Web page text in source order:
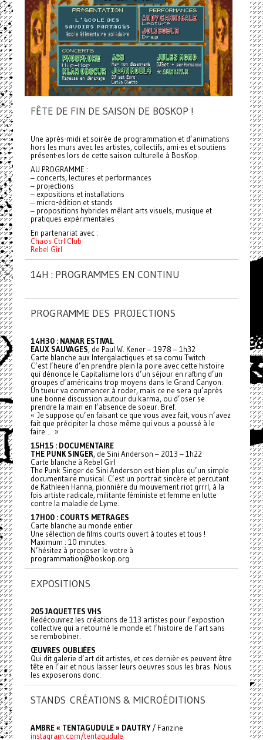
FÊTE DE FIN DE SAISON DE BOSKOP !
Une après-midi et soirée de programmation et d’animations
hors les murs avec les artistes, collectifs, ami·es et soutiens
présent·es lors de cette saison culturelle à BosKop.
AU PROGRAMME :
– concerts, lectures et performances
– projections
– expositions et installations
– micro-édition et stands
– propositions hybrides mêlant arts visuels, musique et
pratiques expérimentales
En partenariat avec :
Chaos Ctrl Club
Rebel Girl
14H : PROGRAMMES EN CONTINU
PROGRAMME DES PROJECTIONS
14H30 : NANAR ESTIVAL
EAUX SAUVAGES, de Paul W. Kener – 1978 – 1h32
Carte blanche aux Intergalactiques et sa comu Twitch
C’est l’heure d’en prendre plein la poire avec cette histoire
qui dénonce le Capitalisme lors d’un séjour en rafting d’un
groupes d’américains trop moyens dans le Grand Canyon.
Un tueur va commencer à roder, mais ce ne sera qu’après
une bonne discussion autour du karma, ou d’oser se
prendre la main en l’absence de soeur. Bref.
« Je suppose qu’en faisant ce que vous avez fait, vous n’avez
fait que précipiter la chose même qui vous a poussé à le
faire… »
15H15 : DOCUMENTAIRE
THE PUNK SINGER, de Sini Anderson – 2013 – 1h22
Carte blanche à Rebel Girl
The Punk Singer de Sini Anderson est bien plus qu’un simple
documentaire musical. C’est un portrait sincère et percutant
de Kathleen Hanna, pionnière du mouvement riot grrrl, à la
fois artiste radicale, militante féministe et femme en lutte
contre la maladie de Lyme.
17H00 : COURTS METRAGES
Carte blanche au monde entier
Une sélection de films courts ouvert à toutes et tous !
Maximum : 10 minutes.
N’hésitez à proposer le votre à
programmation@boskop.org
EXPOSITIONS
205 JAQUETTES VHS
Redécouvrez les créations de 113 artistes pour l’expostion
collective qui a retourné le monde et l’histoire de l’art sans
se rembobiner.
ŒUVRES OUBLIÉES
Qui dit galerie d’art dit artistes, et ces dernièr·es peuvent être
tête en l’air et nous laisser leurs oeuvres sous les bras. Nous
les exposerons donc.
STANDS CRÉATIONS & MICROÉDITIONS
AMBRE « TENTAGUDULE » DAUTRY/ Fanzine
instagram.com/tentagudule